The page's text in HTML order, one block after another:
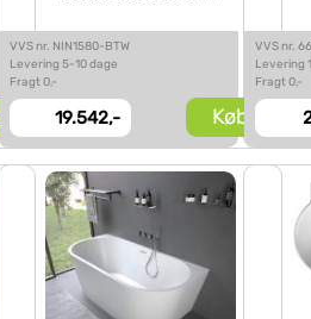
VVS nr. NIN1580-BTW
Levering 5-10 dage
Fragt 0,-
19.542,- Køb
VVS nr.
Levering
Fragt 0,-